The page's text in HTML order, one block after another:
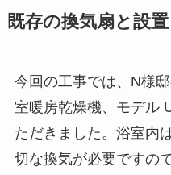
既存の換気扇と設
今回の工事では、N様
室暖房乾燥機、モデル
ただきました。浴室内
切な換気が必要ですの